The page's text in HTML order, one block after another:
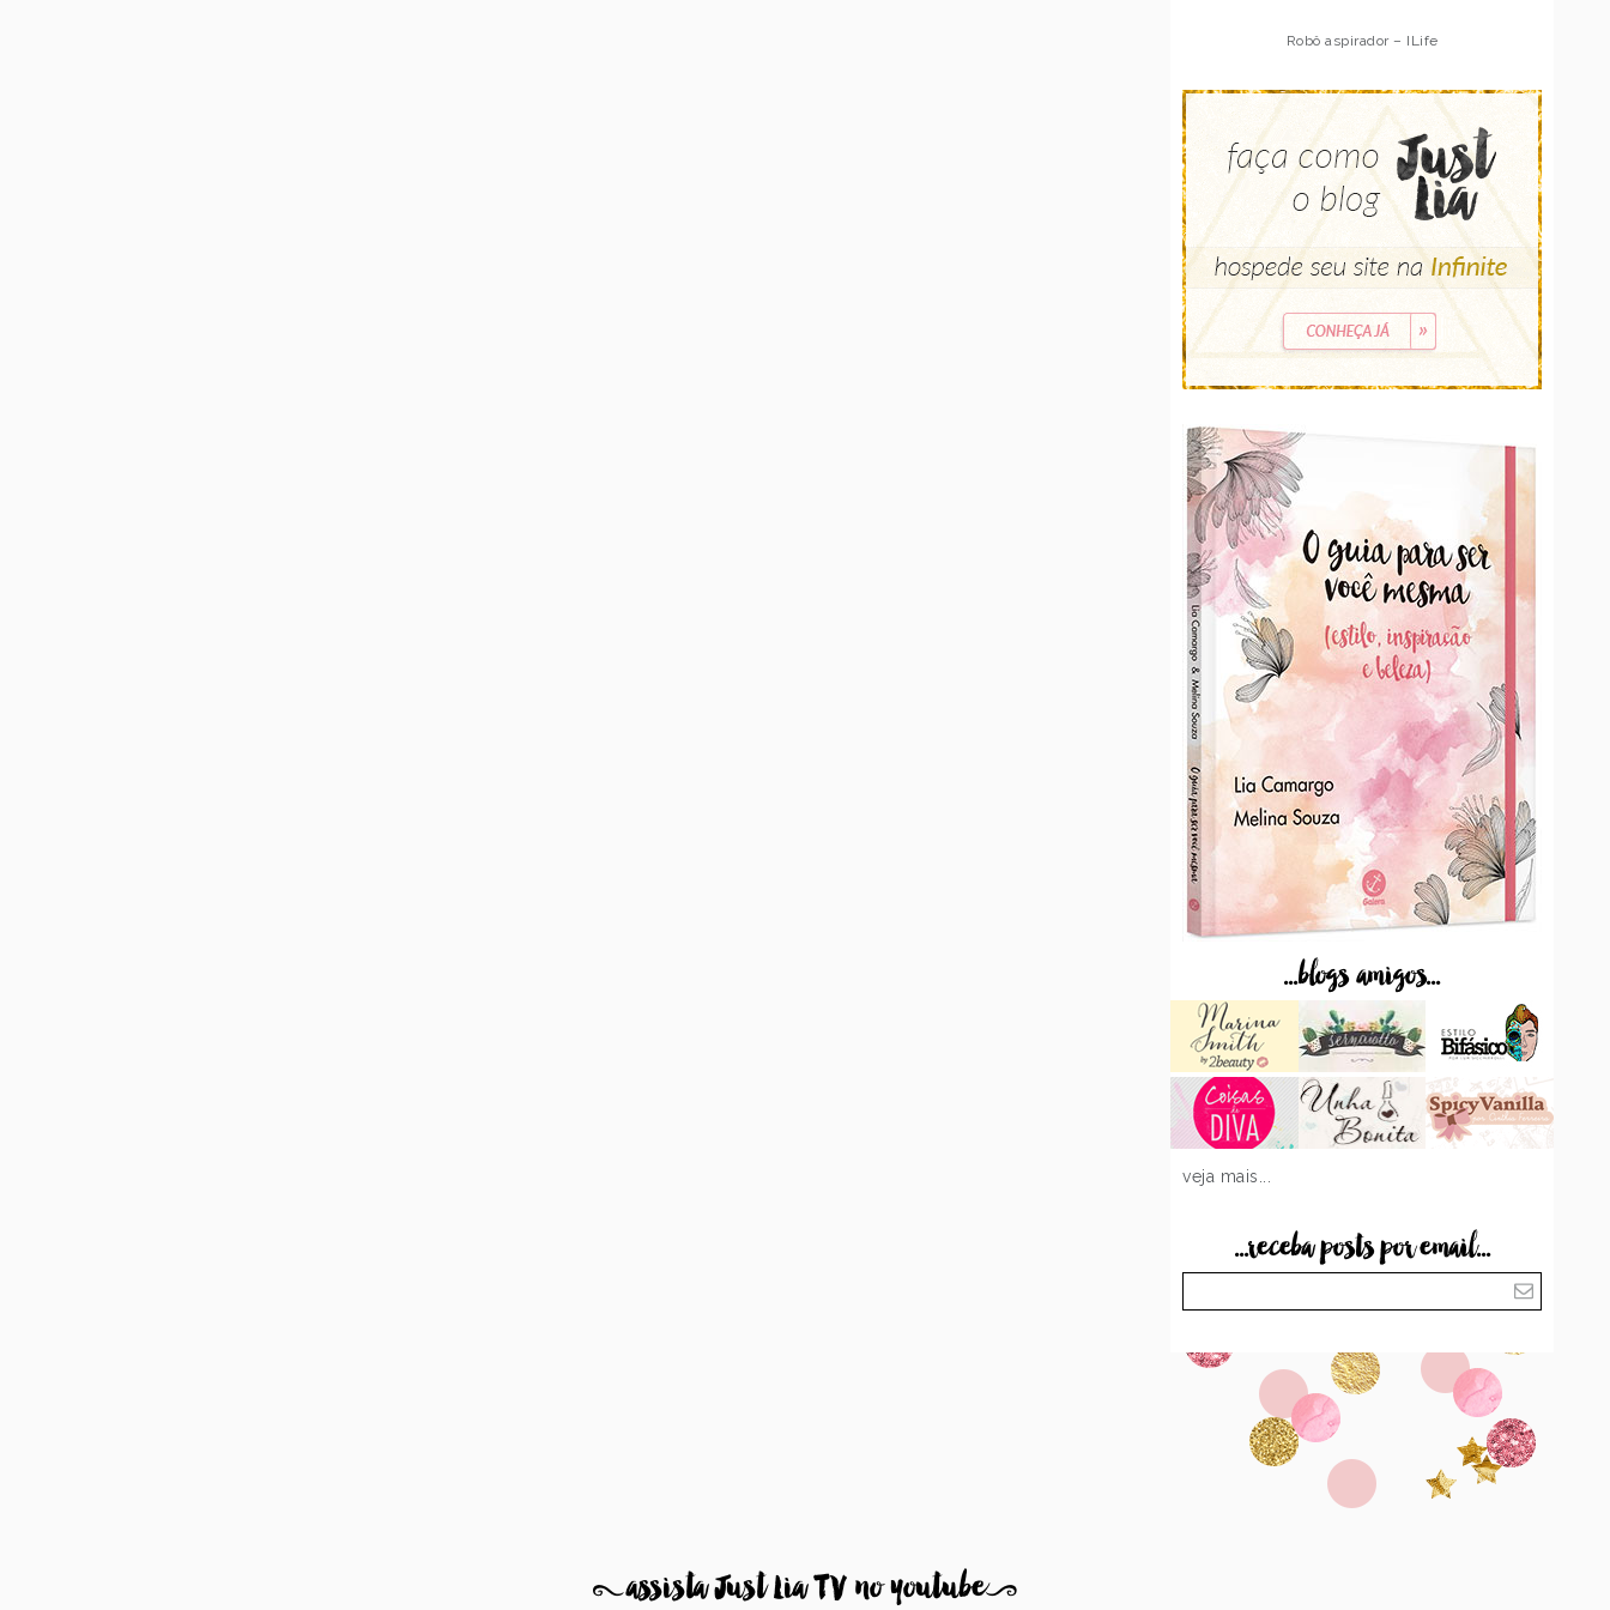
Robô aspirador – ILife
...blogs amigos...
veja mais...
...receba posts por email...
8assista Just Lia TV no youtube9